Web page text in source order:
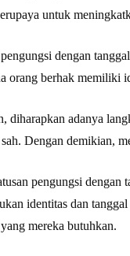
untuk
dengan
orang berhak memiliki
diharapkan adanya
Dengan demikian,
pengungsi dengan
identitas dan
mereka butuhkan.